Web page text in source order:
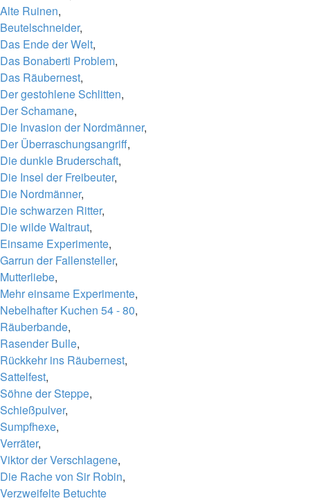
Alte Ruinen,
Beutelschneider,
Das Ende der Welt,
Das Bonaberti Problem,
Das Räubernest,
Der gestohlene Schlitten,
Der Schamane,
Die Invasion der Nordmänner,
Der Überraschungsangriff,
Die dunkle Bruderschaft,
Die Insel der Freibeuter,
Die Nordmänner,
Die schwarzen Ritter,
Die wilde Waltraut,
Einsame Experimente,
Garrun der Fallensteller,
Mutterliebe,
Mehr einsame Experimente,
Nebelhafter Kuchen 54 - 80,
Räuberbande,
Rasender Bulle,
Rückkehr ins Räubernest,
Sattelfest,
Söhne der Steppe,
Schießpulver,
Sumpfhexe,
Verräter,
Viktor der Verschlagene,
Die Rache von Sir Robin,
Verzweifelte Betuchte